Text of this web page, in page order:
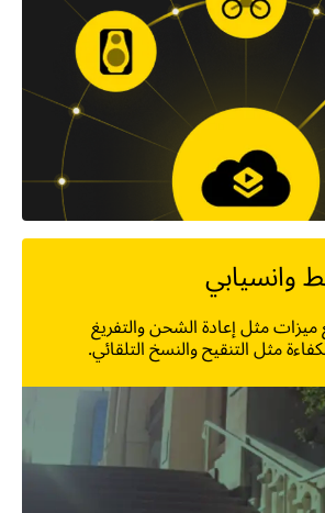
وانسيابي
مثل إعادة الشحن والتفريغ
مثل التنقيح والنسخ التلقائي.